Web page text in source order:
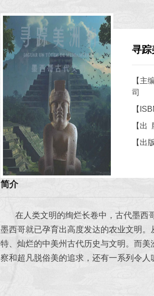
寻踪
【主
司
【
【出
【出
简介
在人类文明的绚烂长卷中，古代墨西
墨西哥就已孕育出高度发达的农业文明
特、灿烂的中美州古代历史与文明。而
察和超凡脱俗美的追求，还有一系列令人